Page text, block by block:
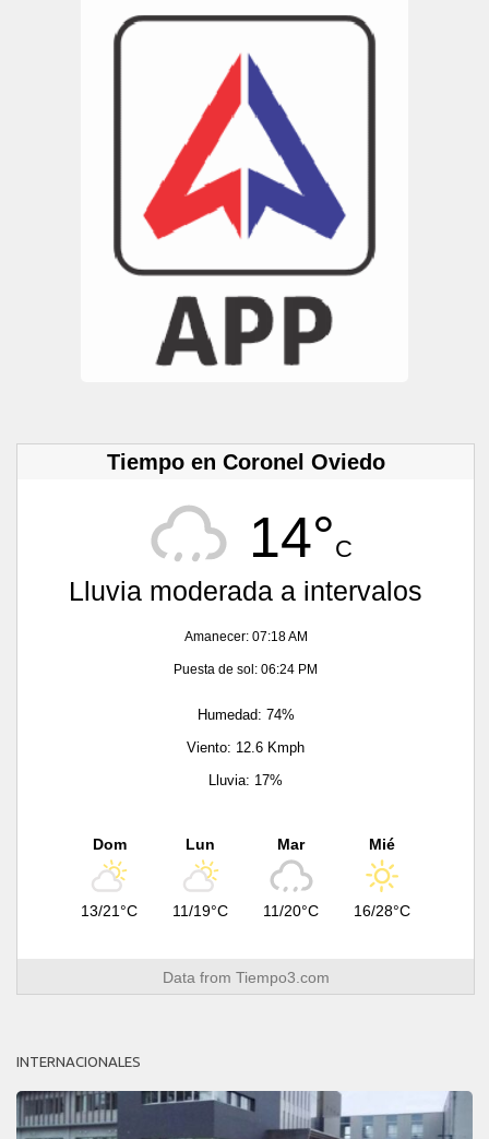
Tiempo en Coronel Oviedo
14°C
Lluvia moderada a intervalos
Amanecer: 07:18 AM
Puesta de sol: 06:24 PM
Humedad: 74%
Viento: 12.6 Kmph
Lluvia: 17%
Dom
13/21°C
Lun
11/19°C
Mar
11/20°C
Mié
16/28°C
Data from Tiempo3.com
INTERNACIONALES